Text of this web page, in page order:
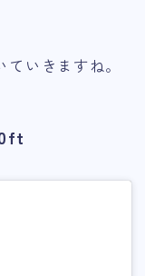
いきますね。